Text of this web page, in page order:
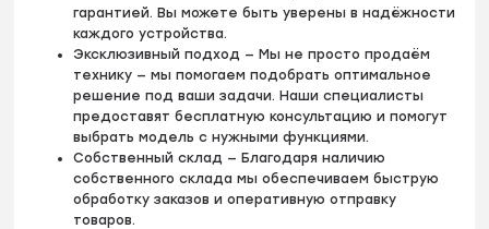
гарантией. Вы можете быть уверены в надёжности
каждого устройства.
Эксклюзивный подход — Мы не просто продаём
технику — мы помогаем подобрать оптимальное
решение под ваши задачи. Наши специалисты
предоставят бесплатную консультацию и помогут
выбрать модель с нужными функциями.
Собственный склад — Благодаря наличию
собственного склада мы обеспечиваем быструю
обработку заказов и оперативную отправку
товаров.